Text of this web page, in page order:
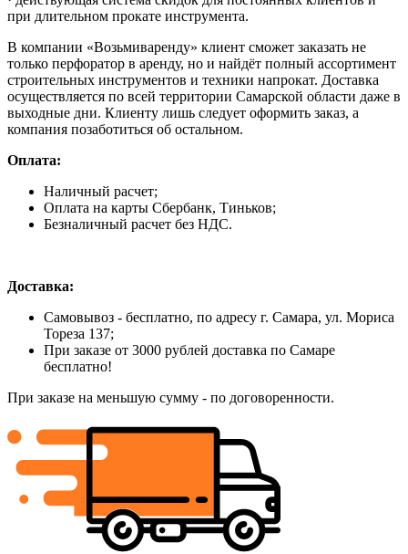
при длительном прокате инструмента.
В компании «Возьмиваренду» клиент сможет заказать не
только перфоратор в аренду, но и найдёт полный ассортимент
строительных инструментов и техники напрокат. Доставка
осуществляется по всей территории Самарской области даже в
выходные дни. Клиенту лишь следует оформить заказ, а
компания позаботиться об остальном.
Оплата:
Наличный расчет;
Оплата на карты Сбербанк, Тиньков;
Безналичный расчет без НДС.
Доставка:
Самовывоз - бесплатно, по адресу г. Самара, ул. Мориса
Тореза 137;
При заказе от 3000 рублей доставка по Самаре
бесплатно!
При заказе на меньшую сумму - по договоренности.